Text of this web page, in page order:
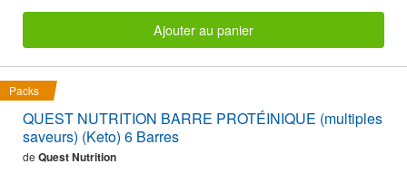
Ajouter au panier
Packs
QUEST NUTRITION BARRE PROTÉINIQUE (multiples
saveurs) (Keto) 6 Barres
de Quest Nutrition